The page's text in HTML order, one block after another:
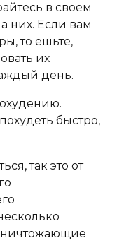
в своем
них. Если вам
то ешьте,
их
день.
так это от